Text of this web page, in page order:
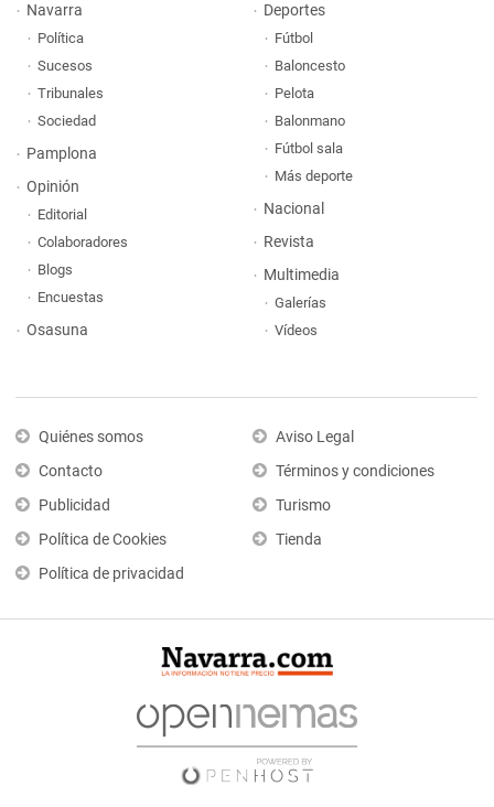
Navarra
Política
Sucesos
Tribunales
Sociedad
Pamplona
Opinión
Editorial
Colaboradores
Blogs
Encuestas
Osasuna
Deportes
Fútbol
Baloncesto
Pelota
Balonmano
Fútbol sala
Más deporte
Nacional
Revista
Multimedia
Galerías
Vídeos
Quiénes somos
Contacto
Publicidad
Política de Cookies
Política de privacidad
Aviso Legal
Términos y condiciones
Turismo
Tienda